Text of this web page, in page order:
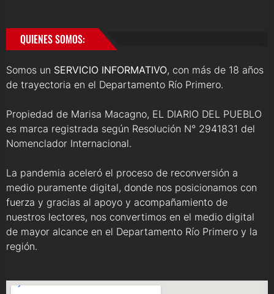
QUIENES SOMOS:
Somos un SERVICIO INFORMATIVO, con más de 18 años
de trayectoria en el Departamento Río Primero.
Propiedad de Marisa Macagno, EL DIARIO DEL PUEBLO
es marca registrada según Resolución N° 2941831 del
Nomenclador Internacional.
La pandemia aceleró el proceso de reconversión a
medio puramente digital, donde nos posicionamos con
fuerza y gracias al apoyo y acompañamiento de
nuestros lectores, nos convertimos en el medio digital
de mayor alcance en el Departamento Río Primero y la
región.